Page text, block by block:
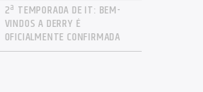
2ª TEMPORADA DE IT: BEM-
VINDOS A DERRY É
OFICIALMENTE CONFIRMADA